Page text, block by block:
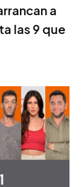
a
las 9 que